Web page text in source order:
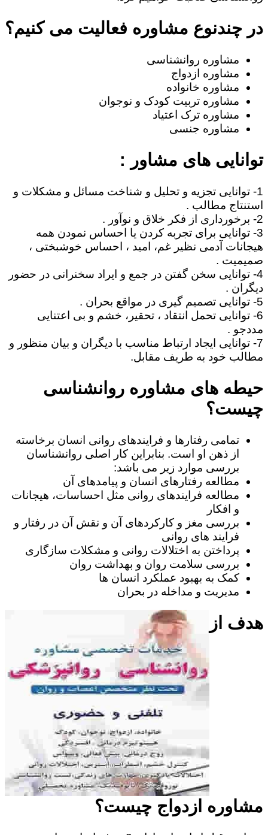
در چندنوع مشاوره فعالیت می کنیم؟
مشاوره روانشناسی
مشاوره ازدواج
مشاوره خانواده
مشاوره تربیت کودک و نوجوان
مشاوره ترک اعتیاد
مشاوره جنسی
توانایی های مشاور :
1- توانایی تجزیه و تحلیل و شناخت مسائل و مشکلات و
استنتاج مطالب .
2- برخورداری از فکر خلاق و نوآور .
3- توانایی برای تجربه کردن یا احساس نمودن همه
هیجانات آدمی نظیر غم، امید ، احساس خوشبختی ،
صمیمیت .
4- توانایی سخن گفتن در جمع و ایراد سخنرانی در حضور
دیگران .
5- توانایی تصمیم گیری در مواقع بحران .
6- توانایی تحمل انتقاد ، تحقیر، خشم و بی اعتنایی
مددجو .
7- توانایی ایجاد ارتباط مناسب با دیگران و بیان منظور و
مطالب خود به طریف مقابل.
حیطه های مشاوره روانشناسی
چیست؟
تمامی رفتارها و فرایندهای روانی انسان برخاسته
از ذهن او است. بنابراین کار اصلی روانشناسان
بررسی موارد زیر می باشد:
مطالعه رفتارهای انسان و پیامدهای آن
مطالعه فرایندهای روانی مثل احساسات، هیجانات
و افکار
بررسی مغز و کارکردهای آن و نقش آن در رفتار و
فرایند های روانی
پرداختن به اختلالات روانی و مشکلات سازگاری
بررسی سلامت روان و بهداشت روان
کمک به بهبود عملکرد انسان ها
مدیریت و مداخله در بحران
هدف از
مشاوره ازدواج چیست؟